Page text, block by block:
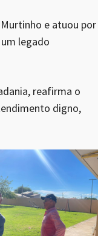
e atuou por
legado
reafirma o
digno,